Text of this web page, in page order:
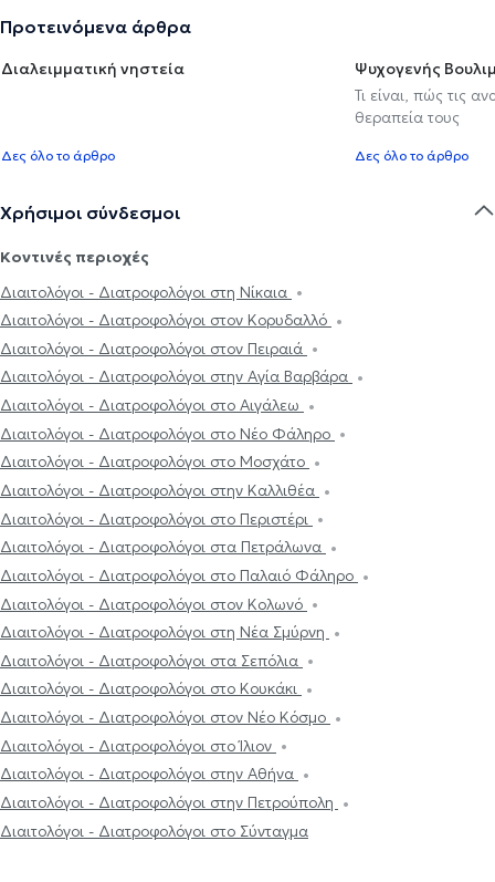
Προτεινόμενα άρθρα
Διαλειμματική νηστεία
Δες όλο το άρθρο
Ψυχογενής
Τι είναι, πώς τις
θεραπεία τους
Δες όλο το άρθρο
Χρήσιμοι σύνδεσμοι
Κοντινές περιοχές
Διαιτολόγοι - Διατροφολόγοι στη Νίκαια
Διαιτολόγοι - Διατροφολόγοι στον Κορυδαλλό
Διαιτολόγοι - Διατροφολόγοι στον Πειραιά
Διαιτολόγοι - Διατροφολόγοι στην Αγία Βαρβάρα
Διαιτολόγοι - Διατροφολόγοι στο Αιγάλεω
Διαιτολόγοι - Διατροφολόγοι στο Νέο Φάληρο
Διαιτολόγοι - Διατροφολόγοι στο Μοσχάτο
Διαιτολόγοι - Διατροφολόγοι στην Καλλιθέα
Διαιτολόγοι - Διατροφολόγοι στο Περιστέρι
Διαιτολόγοι - Διατροφολόγοι στα Πετράλωνα
Διαιτολόγοι - Διατροφολόγοι στο Παλαιό Φάληρο
Διαιτολόγοι - Διατροφολόγοι στον Κολωνό
Διαιτολόγοι - Διατροφολόγοι στη Νέα Σμύρνη
Διαιτολόγοι - Διατροφολόγοι στα Σεπόλια
Διαιτολόγοι - Διατροφολόγοι στο Κουκάκι
Διαιτολόγοι - Διατροφολόγοι στον Νέο Κόσμο
Διαιτολόγοι - Διατροφολόγοι στο Ίλιον
Διαιτολόγοι - Διατροφολόγοι στην Αθήνα
Διαιτολόγοι - Διατροφολόγοι στην Πετρούπολη
Διαιτολόγοι - Διατροφολόγοι στο Σύνταγμα